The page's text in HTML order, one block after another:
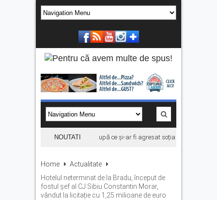
NOUTATI
Bărbat din Victoria, reținut după ce și-ar fi agresat soția de două ori în
Home
Actualitate
Hotelul neterminat de la Bradu, început de
fostul șef al CJ Sibiu Constantin Morar,
vândut la licitație cu 1,25 milioane de euro